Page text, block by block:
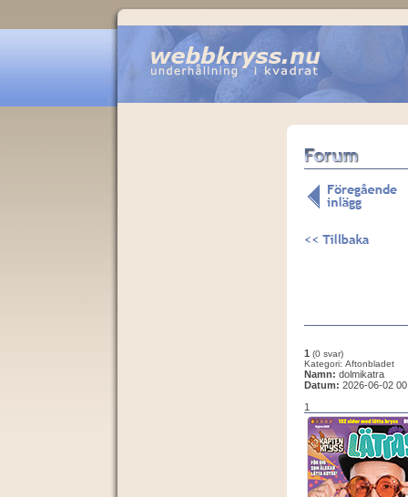
1 (0 svar)
Kategori: Aftonbladet
Namn: dolmikatra
Datum: 2026-06-02
1